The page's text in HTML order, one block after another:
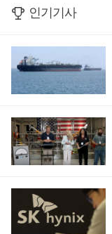
인기기사